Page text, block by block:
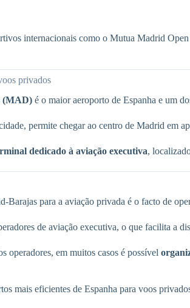
internacionais como o Mutua Madrid
privados
(MAD) é o maior aeroporto de Espanha e um
permite chegar ao centro de Madrid em
dedicado à aviação executiva,
Barajas para a aviação privada é o facto de
de aviação executiva, o que facilita a
operadores, em muitos casos é possível
mais eficientes de Espanha para voos